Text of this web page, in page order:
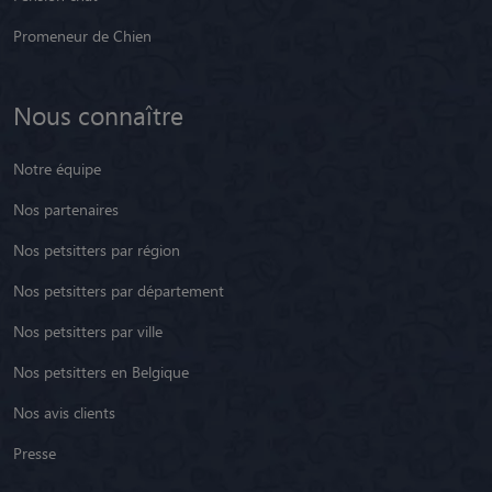
Promeneur de Chien
Nous connaître
Notre équipe
Nos partenaires
Nos petsitters par région
Nos petsitters par département
Nos petsitters par ville
Nos petsitters en Belgique
Nos avis clients
Presse